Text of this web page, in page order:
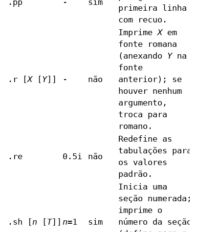
.pp - sim
primeira linha
com recuo.
.r [X[Y]] - não
Imprime Xem
fonte romana
(anexando Yna
fonte
anterior); se
houver nenhum
argumento,
troca para
romano.
.re 0.5i não
Redefine as
tabulações para
os valores
padrão.
.sh [n [T]] n=1 sim
Inicia uma
seção numerada;
imprime o
número da seção